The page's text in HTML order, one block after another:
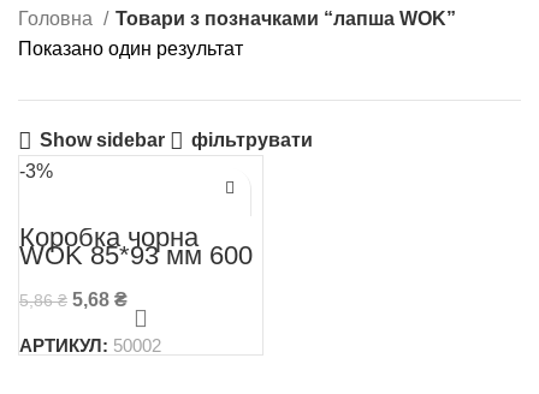
Головна
Товари з позначками “лапша WOK”
Показано один результат
Show sidebar
фільтрувати
-3%
Коробка чорна
WOK 85*93 мм 600
мл
5,86₴ 5,68 ₴
АРТИКУЛ: 50002